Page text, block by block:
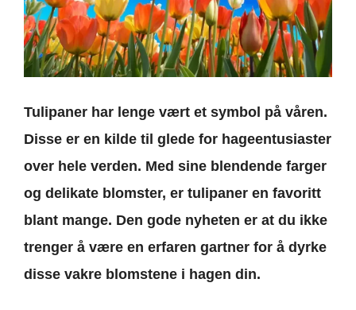
Tulipaner har lenge vært et symbol på våren.
Disse er en kilde til glede for hageentusiaster
over hele verden. Med sine blendende farger
og delikate blomster, er tulipaner en favoritt
blant mange. Den gode nyheten er at du ikke
trenger å være en erfaren gartner for å dyrke
disse vakre blomstene i hagen din.